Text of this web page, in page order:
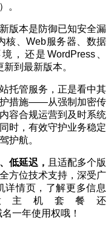
。
版本是防御已知安全漏
核、Web服务器、数据
，还是WordPress、
到最新版本。
托管服务，正是看中其
护措施——从强制加密传
容合规运营到及时系统
时，有效守护业务稳定
护航。
低延迟， 且适配多个版
方位技术支持，深受广
详情页，了解更多信息
主机套餐还
一年使用权哦！